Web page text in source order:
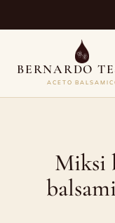
BERNARDO
ACETO
balsamico
Miksi